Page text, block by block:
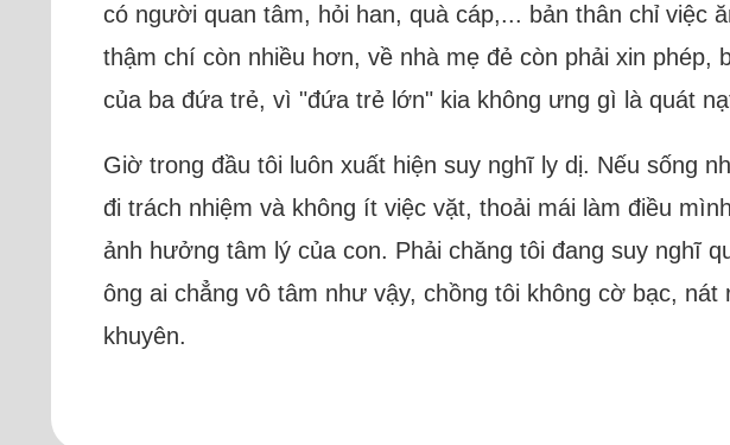
có người quan tâm, hỏi han, quà cáp,... bản thân chỉ việc
thậm chí còn nhiều hơn, về nhà mẹ đẻ còn phải xin
của ba đứa trẻ, vì "đứa trẻ lớn" kia không ưng gì là quát
Giờ trong đầu tôi luôn xuất hiện suy nghĩ ly dị. Nếu sống
đi trách nhiệm và không ít việc vặt, thoải mái làm điều
ảnh hưởng tâm lý của con. Phải chăng tôi đang suy nghĩ
ông ai chẳng vô tâm như vậy, chồng tôi không cờ bạc,
khuyên.